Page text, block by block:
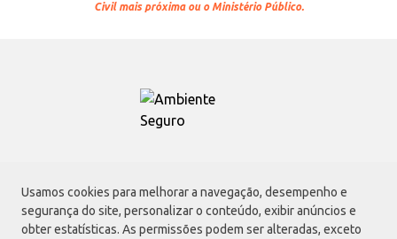
Usamos cookies para melhorar a navegação, desempenho e
segurança do site, personalizar o conteúdo, exibir anúncios e
obter estatísticas. As permissões podem ser alteradas, exceto
Civil mais próxima ou o Ministério Público.
Atacadão S.A.
Avenida Morvan Dias de Figueiredo, 6169, Vila Maria, São Paulo - SP | CEP
02170-901 | CNPJ: 75.315.333/0001-09